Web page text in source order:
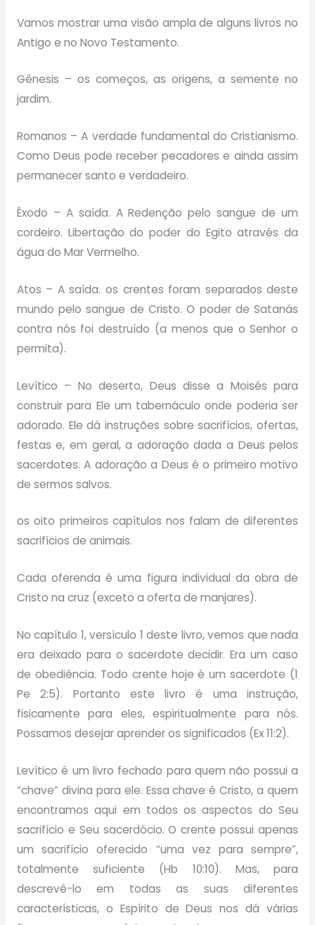
Vamos mostrar uma visão ampla de alguns livros no
Antigo e no Novo Testamento.
Gênesis – os começos, as origens, a semente no
jardim.
Romanos – A verdade fundamental do Cristianismo.
Como Deus pode receber pecadores e ainda assim
permanecer santo e verdadeiro.
Êxodo – A saída. A Redenção pelo sangue de um
cordeiro. Libertação do poder do Egito através da
água do Mar Vermelho.
Atos – A saída. os crentes foram separados deste
mundo pelo sangue de Cristo. O poder de Satanás
contra nós foi destruído (a menos que o Senhor o
permita).
Levítico – No deserto, Deus disse a Moisés para
construir para Ele um tabernáculo onde poderia ser
adorado. Ele dá instruções sobre sacrifícios, ofertas,
festas e, em geral, a adoração dada a Deus pelos
sacerdotes. A adoração a Deus é o primeiro motivo
de sermos salvos.
os oito primeiros capítulos nos falam de diferentes
sacrifícios de animais.
Cada oferenda é uma figura individual da obra de
Cristo na cruz (exceto a oferta de manjares).
No capítulo 1, versículo 1 deste livro, vemos que nada
era deixado para o sacerdote decidir. Era um caso
de obediência. Todo crente hoje é um sacerdote (1
Pe 2:5). Portanto este livro é uma instrução,
fisicamente para eles, espiritualmente para nós.
Possamos desejar aprender os significados (Ex 11:2).
Levítico é um livro fechado para quem não possui a
“chave” divina para ele. Essa chave é Cristo, a quem
encontramos aqui em todos os aspectos do Seu
sacrifício e Seu sacerdócio. O crente possui apenas
um sacrifício oferecido “uma vez para sempre”,
totalmente suficiente (Hb 10:10). Mas, para
descrevê-lo em todas as suas diferentes
características, o Espírito de Deus nos dá várias